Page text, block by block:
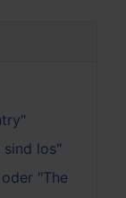
sind los"
"The